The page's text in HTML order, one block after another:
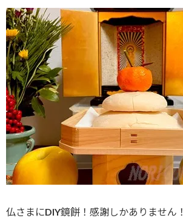
仏さまにDIY鏡餅！感謝しかありません！